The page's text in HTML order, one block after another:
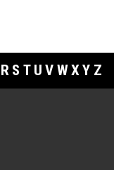
R S T U V WXY Z